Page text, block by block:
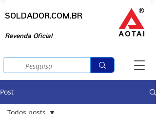
SOLDADOR.COM.BR
Revenda Oficial
Post